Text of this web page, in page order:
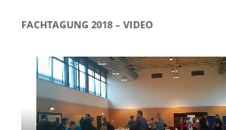
FACHTAGUNG 2018 – VIDEO